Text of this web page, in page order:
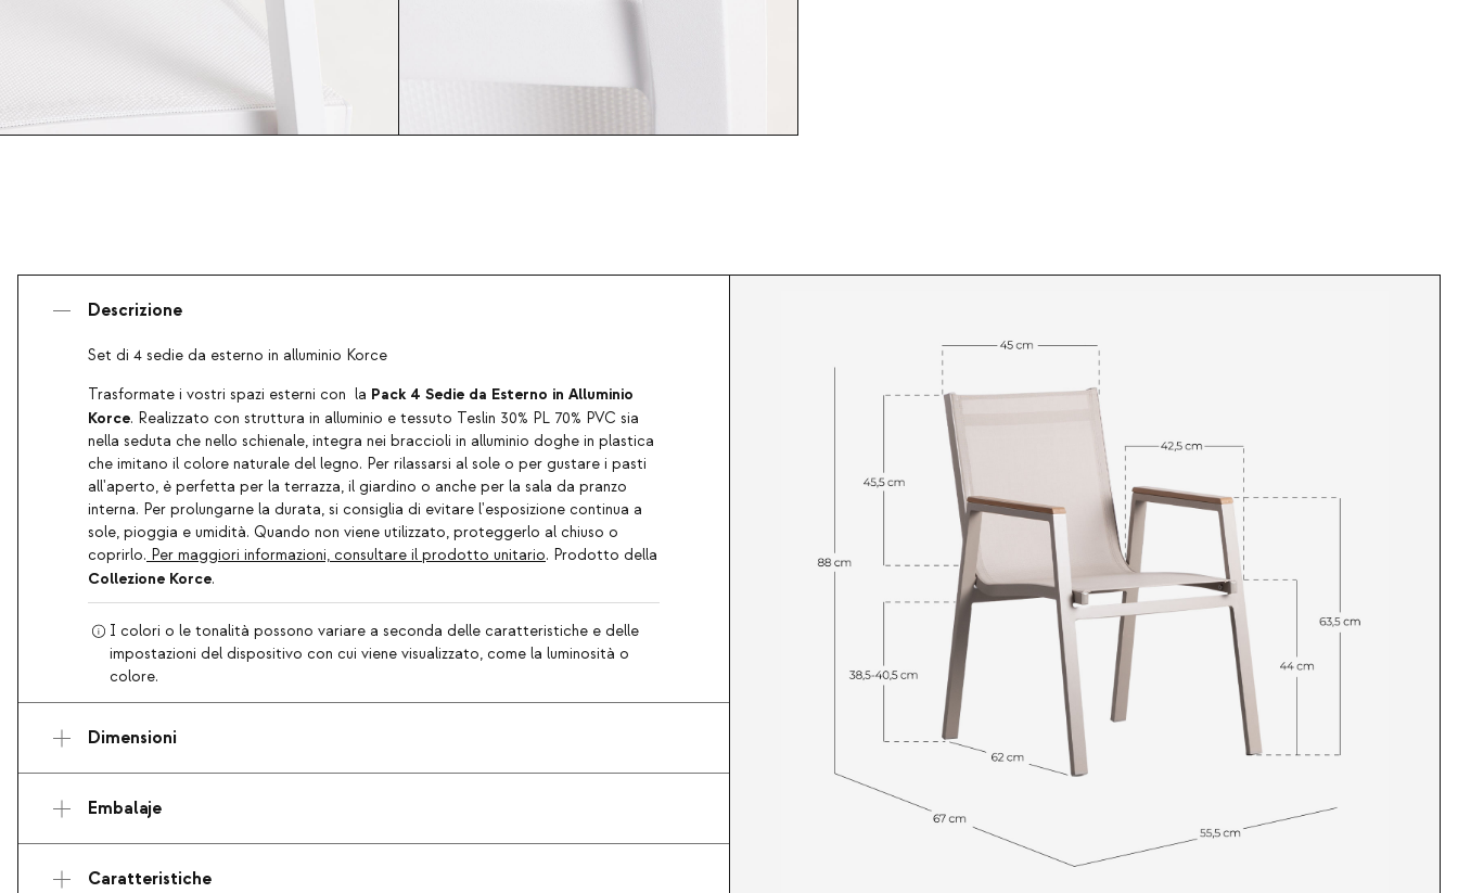
Descrizione
Set di 4 sedie da esterno in alluminio Korce
Trasformate i vostri spazi esterni con la Pack 4 Sedie da Esterno in Alluminio
Korce. Realizzato con struttura in alluminio e tessuto Teslin 30% PL 70% PVC sia
nella seduta che nello schienale, integra nei braccioli in alluminio doghe in plastica
che imitano il colore naturale del legno. Per rilassarsi al sole o per gustare i pasti
all'aperto, è perfetta per la terrazza, il giardino o anche per la sala da pranzo
interna. Per prolungarne la durata, si consiglia di evitare l'esposizione continua a
sole, pioggia e umidità. Quando non viene utilizzato, proteggerlo al chiuso o
coprirlo. Per maggiori informazioni, consultare il prodotto unitario. Prodotto della
Collezione Korce.
I colori o le tonalità possono variare a seconda delle caratteristiche e delle
impostazioni del dispositivo con cui viene visualizzato, come la luminosità o
colore.
Dimensioni
Embalaje
Caratteristiche